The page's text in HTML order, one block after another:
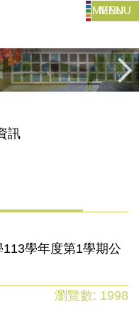
MENU
訊
學年度第1學期公
瀏覽數: 1998